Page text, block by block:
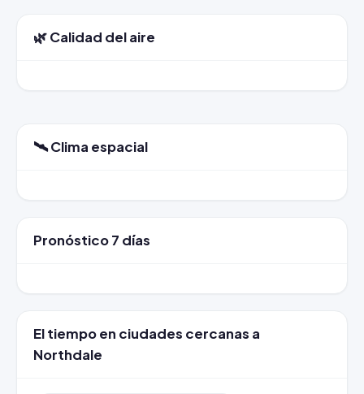
🌿 Calidad del aire
🛰️ Clima espacial
Pronóstico 7 días
El tiempo en ciudades cercanas a
Northdale